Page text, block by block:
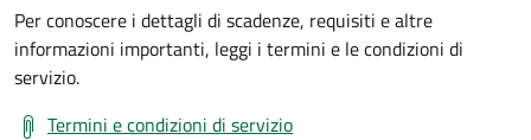
Per conoscere i dettagli di scadenze, requisiti e altre
informazioni importanti, leggi i termini e le condizioni di
servizio.
Termini e condizioni di servizio